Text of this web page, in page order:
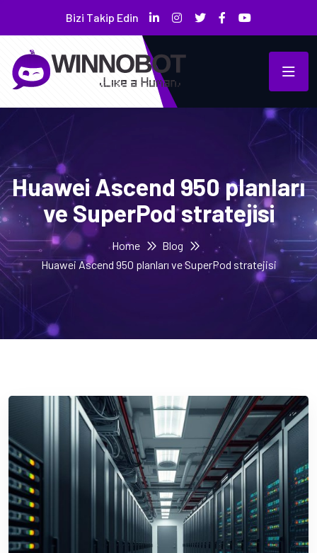
Bizi Takip Edin
Huawei Ascend 950 planları
ve SuperPod stratejisi
Home
Blog
Huawei Ascend 950 planları ve SuperPod stratejisi